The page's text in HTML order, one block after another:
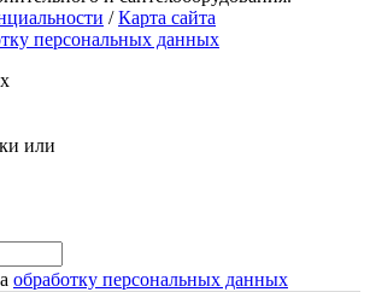
/Карта сайта
персональных данных
или
обработку персональных данных